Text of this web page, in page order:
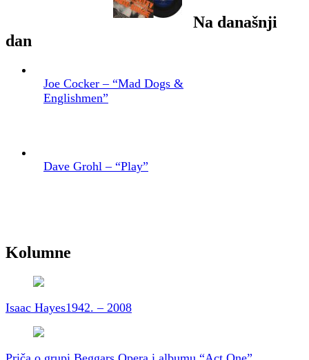
Na današnji
dan
Joe Cocker – “Mad Dogs &
Englishmen”
Dave Grohl – “Play”
Kolumne
Isaac Hayes1942. – 2008